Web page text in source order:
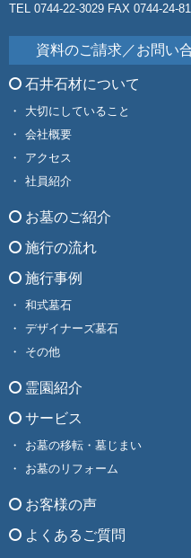
TEL 0744-22-3029 FAX 0744-24-
資料のご請求／お問い
石井石材について
大切にしていること
会社概要
アクセス
社員紹介
お墓のご紹介
施行の流れ
施行事例
和式墓石
デザイナーズ墓石
その他
霊園紹介
サービス
お墓の移転・墓じまい
お墓のリフォーム
お客様の声
よくあるご質問